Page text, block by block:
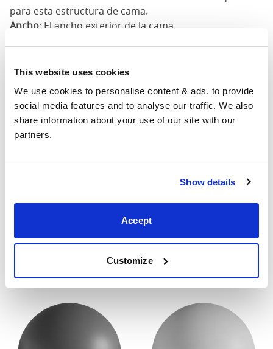
This website uses cookies
We use cookies to personalise content & ads, to provide
social media features and to analyse our traffic. We also
share information about your use of our site with our
partners.
Show details
Accept
Customize
para esta estructura de cama.
Ancho: El ancho exterior de la cama
Altura de la cabeza: La altura máxima de la cabecera
Altura del pie: La altura máxima de la pie del marco de
la cama
Estas dimensiones son las dimensiones exteriores del
Póngase en contacto para conocer las dimensiones
Acabado
Nuestro acabado estándar para la madera es cereza
oscuro o blanco.